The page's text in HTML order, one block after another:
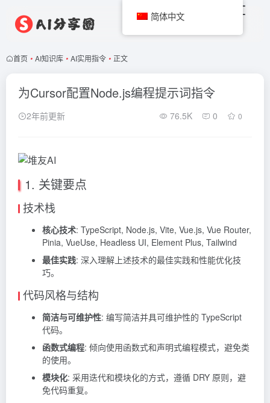
首页 • AI知识库 • AI实用指令 • 正文
为Cursor配置Node.js编程提示词指令
2年前更新 76.5K 0 0
1. 关键要点
技术栈
核心技术: TypeScript, Node.js, Vite, Vue.js, Vue Router,
Pinia, VueUse, Headless UI, Element Plus, Tailwind
最佳实践: 深入理解上述技术的最佳实践和性能优化技
巧。
代码风格与结构
简洁与可维护性: 编写简洁并具可维护性的 TypeScript
代码。
函数式编程: 倾向使用函数式和声明式编程模式，避免类
的使用。
模块化: 采用迭代和模块化的方式，遵循 DRY 原则，避
免代码重复。
简体中文